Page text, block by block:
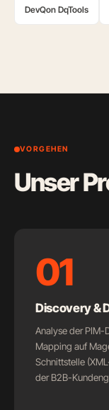
DevQon DqTools
VORGEHEN
Unser
01
Discovery &
Analyse der PIM-
Mapping auf
Schnittstelle
der B2B-